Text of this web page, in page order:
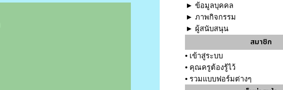
► ข้อมูลบุคคล
► ภาพกิจกรรม
► ผู้สนับสนุน
สมาชิก
• เข้าสู่ระบบ
• คุณครูต้องรู้ไว้
• รวมแบบฟอร์มต่างๆ